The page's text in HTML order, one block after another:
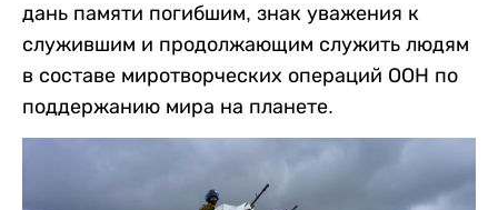
дань памяти погибшим, знак уважения к
служившим и продолжающим служить людям
в составе миротворческих операций ООН по
поддержанию мира на планете.